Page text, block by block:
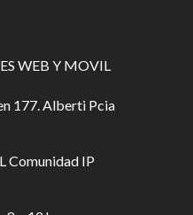
WEB Y MOVIL
177. Alberti Pcia
Comunidad IP